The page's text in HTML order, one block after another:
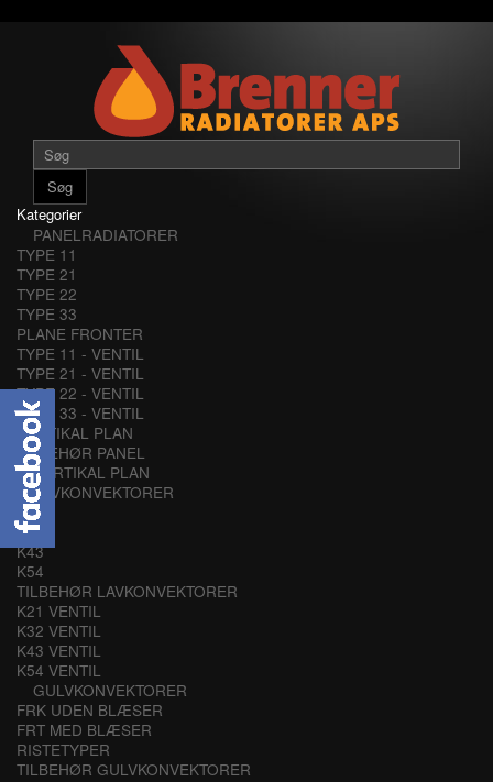
Søg
Kategorier
PANELRADIATORER
TYPE 11
TYPE 21
TYPE 22
TYPE 33
PLANE FRONTER
TYPE 11 - VENTIL
TYPE 21 - VENTIL
TYPE 22 - VENTIL
TYPE 33 - VENTIL
VERTIKAL PLAN
TILBEHØR PANEL
VERTIKAL PLAN
LAVKONVEKTORER
K21
K32
K43
K54
TILBEHØR LAVKONVEKTORER
K21 VENTIL
K32 VENTIL
K43 VENTIL
K54 VENTIL
GULVKONVEKTORER
FRK UDEN BLÆSER
FRT MED BLÆSER
RISTETYPER
TILBEHØR GULVKONVEKTORER